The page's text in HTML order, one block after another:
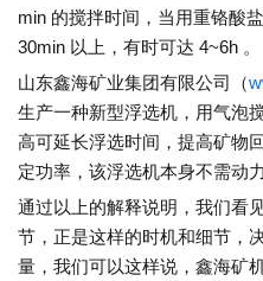
min 的搅拌时间，当用重铬酸
30min 以上，有时可达 4~6h 。
山东鑫海矿业集团有限公司（
生产一种新型浮选机，用气泡
高可延长浮选时间，提高矿物
定功率，该浮选机本身不需动
通过以上的解释说明，我们看
节，正是这样的时机和细节，
量，我们可以这样说，鑫海矿